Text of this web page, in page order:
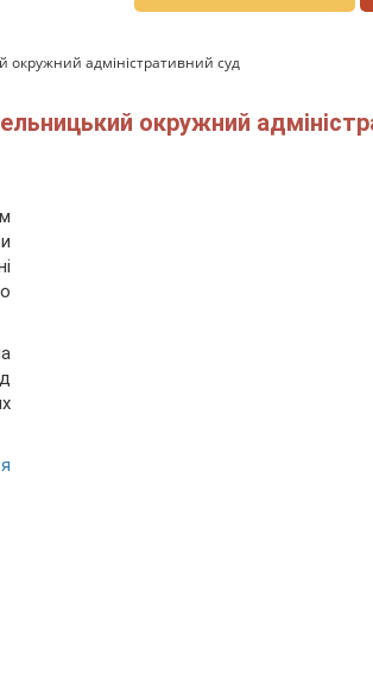
адміністративний суд
окружний